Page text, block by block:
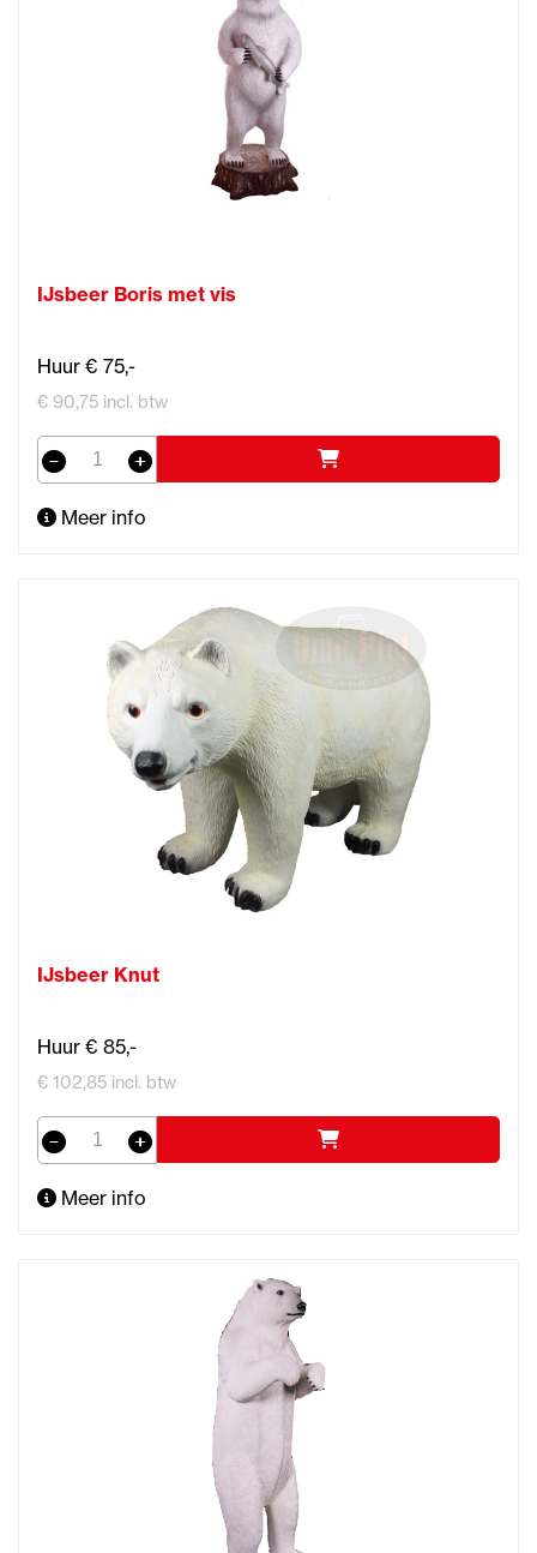
IJsbeer Boris met vis
Huur € 75,-
€ 90,75 incl. btw
Meer info
IJsbeer Knut
Huur € 85,-
€ 102,85 incl. btw
Meer info